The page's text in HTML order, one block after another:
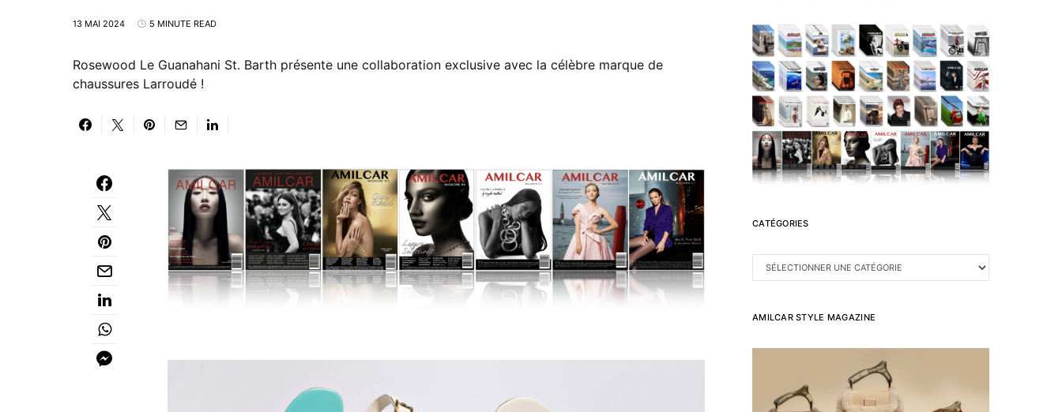
13 MAI 2024 5 MINUTE READ
Rosewood Le Guanahani St. Barth présente une collaboration exclusive avec la célèbre marque de
chaussures Larroudé !
CATÉGORIES
CATÉGORIES
AMILCAR STYLE MAGAZINE